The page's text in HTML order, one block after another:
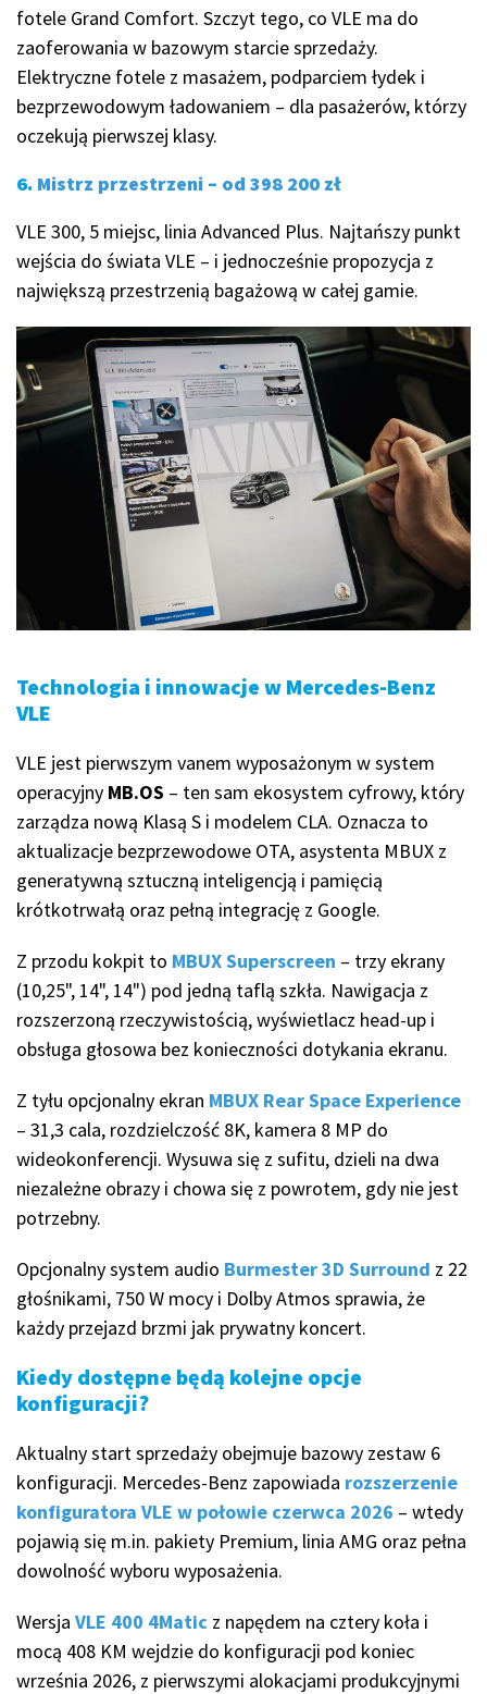
fotele Grand Comfort. Szczyt tego, co VLE ma do
zaoferowania w bazowym starcie sprzedaży.
Elektryczne fotele z masażem, podparciem łydek i
bezprzewodowym ładowaniem – dla pasażerów, którzy
oczekują pierwszej klasy.
6. Mistrz przestrzeni – od 398 200 zł
VLE 300, 5 miejsc, linia Advanced Plus. Najtańszy punkt
wejścia do świata VLE – i jednocześnie propozycja z
największą przestrzenią bagażową w całej gamie.
Technologia i innowacje w Mercedes-Benz
VLE
VLE jest pierwszym vanem wyposażonym w system
operacyjny MB.OS – ten sam ekosystem cyfrowy, który
zarządza nową Klasą S i modelem CLA. Oznacza to
aktualizacje bezprzewodowe OTA, asystenta MBUX z
generatywną sztuczną inteligencją i pamięcią
krótkotrwałą oraz pełną integrację z Google.
Z przodu kokpit to MBUX Superscreen – trzy ekrany
(10,25", 14", 14") pod jedną taflą szkła. Nawigacja z
rozszerzoną rzeczywistością, wyświetlacz head-up i
obsługa głosowa bez konieczności dotykania ekranu.
Z tyłu opcjonalny ekran MBUX Rear Space Experience
– 31,3 cala, rozdzielczość 8K, kamera 8 MP do
wideokonferencji. Wysuwa się z sufitu, dzieli na dwa
niezależne obrazy i chowa się z powrotem, gdy nie jest
potrzebny.
Opcjonalny system audio Burmester 3D Surround z 22
głośnikami, 750 W mocy i Dolby Atmos sprawia, że
każdy przejazd brzmi jak prywatny koncert.
Kiedy dostępne będą kolejne opcje
konfiguracji?
Aktualny start sprzedaży obejmuje bazowy zestaw 6
konfiguracji. Mercedes-Benz zapowiada rozszerzenie
konfiguratora VLE w połowie czerwca 2026 – wtedy
pojawią się m.in. pakiety Premium, linia AMG oraz pełna
dowolność wyboru wyposażenia.
Wersja VLE 400 4Matic z napędem na cztery koła i
mocą 408 KM wejdzie do konfiguracji pod koniec
września 2026, z pierwszymi alokacjami produkcyjnymi